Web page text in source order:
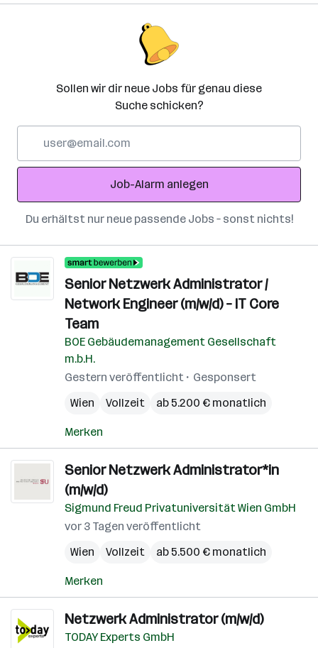
Sollen wir dir neue Jobs für genau diese
Suche schicken?
Adresse
Job-Alarm anlegen
Du erhältst nur neue passende Jobs – sonst nichts!
Senior Netzwerk Administrator /
Network Engineer (m/w/d) – IT Core
Team
BOE Gebäudemanagement Gesellschaft
m.b.H.
Gestern veröffentlicht
Gesponsert
Wien
Vollzeit ab 5.200 € monatlich
Merken
Senior Netzwerk Administrator*in
(m/w/d)
Sigmund Freud Privatuniversität Wien GmbH
vor 3 Tagen veröffentlicht
Wien
Vollzeit ab 5.500 € monatlich
Merken
Netzwerk Administrator (m/w/d)
TODAY Experts GmbH